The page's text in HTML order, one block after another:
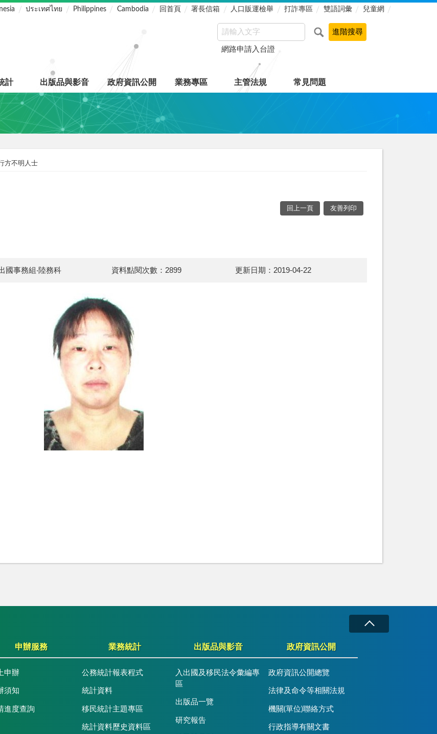
ประเทศไทย Philippines Cambodia 回首頁 署長信箱 人口販運檢舉 打詐專區 雙語詞彙 兒童網
網路申請入台證
計 出版品與影音 政府資訊公開 業務專區 主管法規 常見問題
方不明人士
回上一頁 友善列印
國事務組‧陸務科 資料點閱次數：2899 更新日期：2019-04-22
申辦服務
申辦
須知
進度查詢
業務統計
公務統計報表程式
統計資料
移民統計主題專區
統計資料歷史資料區
出版品與影音
入出國及移民法令彙編專
區
出版品一覽
研究報告
政府資訊公開
政府資訊公開總覽
法律及命令等相關法規
機關(單位)聯絡方式
行政指導有關文書